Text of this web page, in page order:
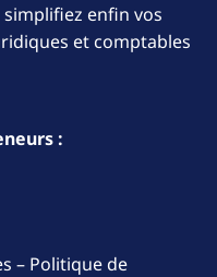
enfin vos
et comptables
:
– Politique de